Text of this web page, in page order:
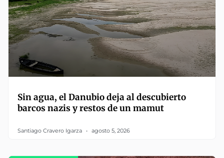
Sin agua, el Danubio deja al descubierto
barcos nazis y restos de un mamut
Santiago Cravero Igarza agosto 5, 2026